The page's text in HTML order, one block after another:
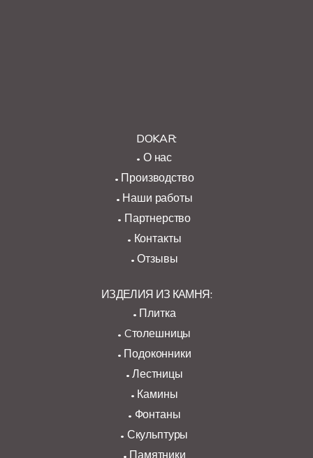
DOKAR:
О нас
Производство
Наши работы
Партнерство
Контакты
Отзывы
ИЗДЕЛИЯ ИЗ КАМНЯ:
Плитка
Cтолешницы
Подоконники
Лестницы
Камины
Фонтаны
Скульптуры
Памятники